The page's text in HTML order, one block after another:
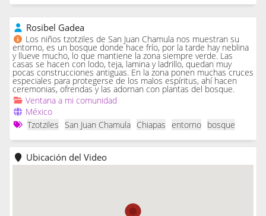
Rosibel Gadea
Los niños tzotziles de San Juan Chamula nos muestran su
entorno, es un bosque donde hace frío, por la tarde hay neblina
y llueve mucho, lo que mantiene la zona siempre verde. Las
casas se hacen con lodo, teja, lamina y ladrillo, quedan muy
pocas construcciones antiguas. En la zona ponen muchas cruces
especiales para protegerse de los malos espíritus, ahí hacen
ceremonias, ofrendas y las adornan con plantas del bosque.
Ventana a mi comunidad
México
Tzotziles
San Juan Chamula Chiapas entorno bosque
Ubicación del Video